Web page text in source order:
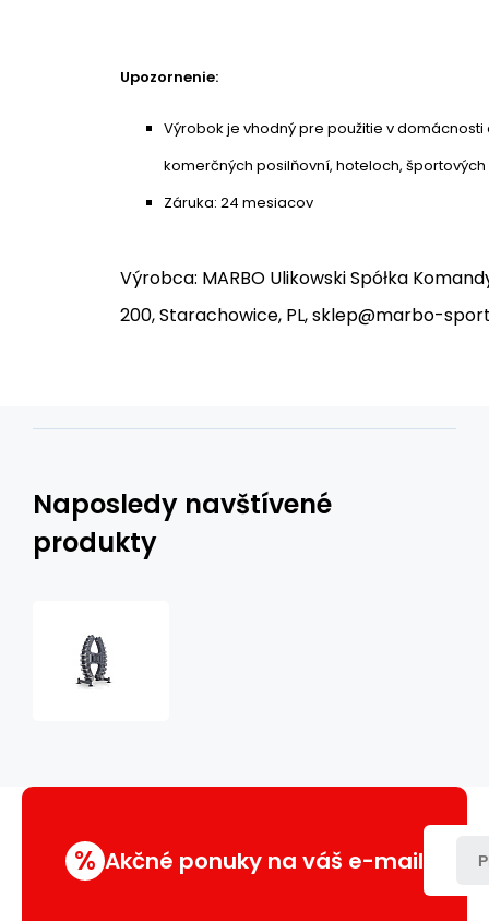
Upozornenie:
Výrobok je vhodný pre použitie v domácnosti
komerčných posilňovní, hoteloch,
Záruka: 24 mesiacov
Výrobca: MARBO Ulikowski Spółka
200, Starachowice, PL, sklep@marbo-
Naposledy navštívené
produkty
% Akčné ponuky na váš e-mail